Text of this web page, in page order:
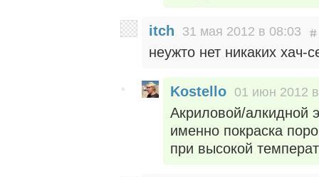
itch 31 мая 2012 в 08:03
неужто нет никаких хач-
Kostello 01 июн 2012
Акриловой/алкидной
именно покраска
при высокой